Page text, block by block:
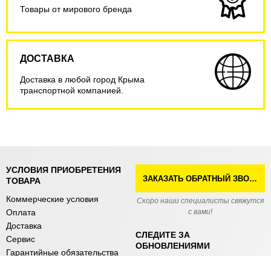
Товары от мирового бренда
ДОСТАВКА
Доставка в любой город Крыма
транспортной компанией.
УСЛОВИЯ ПРИОБРЕТЕНИЯ
ТОВАРА
Коммерческие условия
Оплата
Доставка
Сервис
Гарантийные обязательства
ЗАКАЗАТЬ ОБРАТНЫЙ ЗВОНОК
Скоро наши специалисты свяжутся
с вами!
СЛЕДИТЕ ЗА
ОБНОВЛЕНИЯМИ